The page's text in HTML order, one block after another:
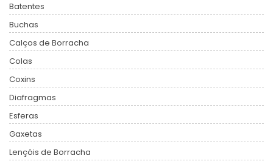
Batentes
Buchas
Calços de Borracha
Colas
Coxins
Diafragmas
Esferas
Gaxetas
Lençóis de Borracha